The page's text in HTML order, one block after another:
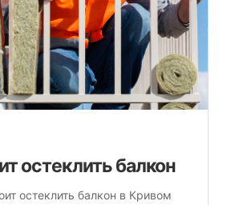
остеклить балкон
остеклить балкон в Кривом